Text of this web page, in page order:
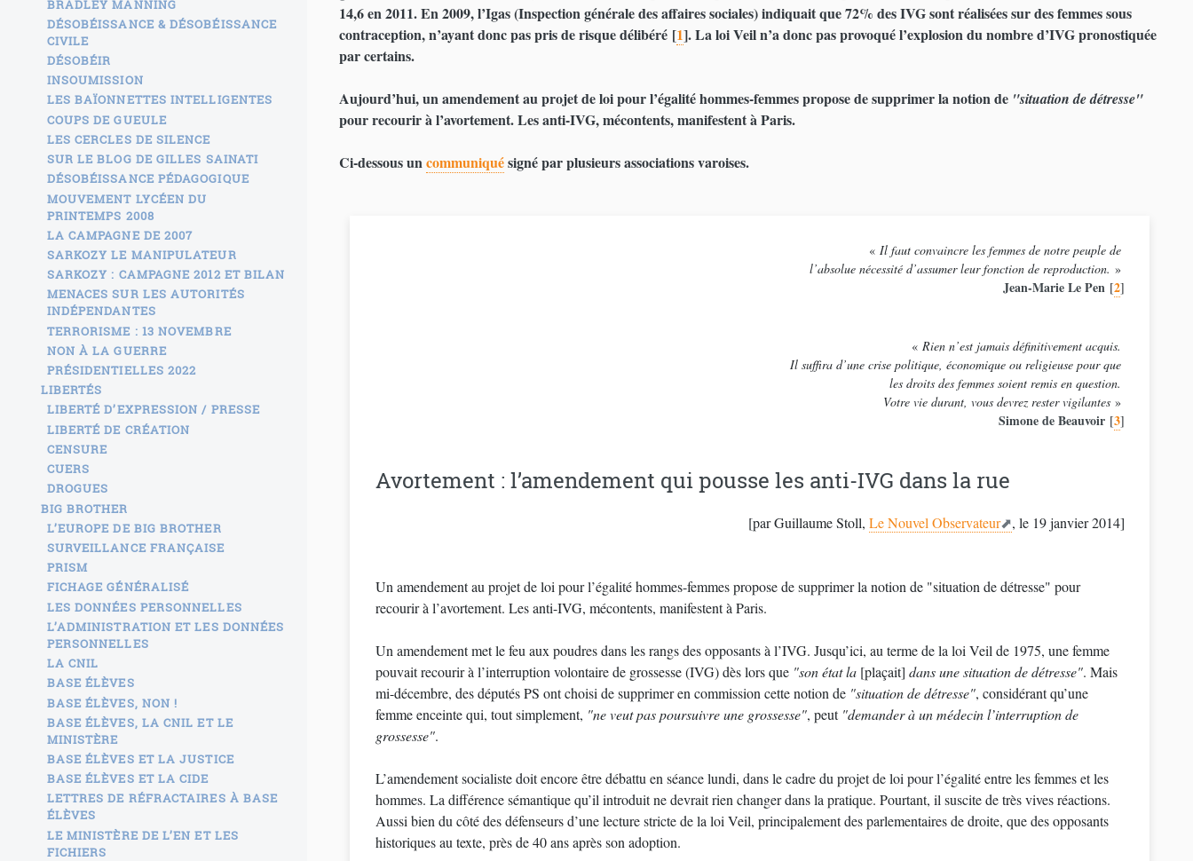
14,6 en 2011. En 2009, l’Igas (Inspection générale des affaires sociales) indiquait que 72% des IVG sont réalisées sur des femmes sous
contraception, n’ayant donc pas pris de risque délibéré[1]. La loi Veil n’a donc pas provoqué l’explosion du nombre d’IVG pronostiquée
par certains.
Aujourd’hui, un amendement au projet de loi pour l’égalité hommes-femmes propose de supprimer la notion de "situation de détresse"
pour recourir à l’avortement. Les anti-IVG, mécontents, manifestent à Paris.
Ci-dessous un communiquésigné par plusieurs associations varoises.
« Il faut convaincre les femmes de notre peuple de
l’absolue nécessité d’assumer leur fonction de reproduction. »
Jean-Marie Le Pen[2]
« Rien n’est jamais définitivement acquis.
Il suffira d’une crise politique, économique ou religieuse pour que
les droits des femmes soient remis en question.
Votre vie durant, vous devrez rester vigilantes»
Simone de Beauvoir[3]
Avortement : l’amendement qui pousse les anti-IVG dans la rue
[par Guillaume Stoll, Le Nouvel Observateur , le 19 janvier 2014]
Un amendement au projet de loi pour l’égalité hommes-femmes propose de supprimer la notion de "situation de détresse" pour
recourir à l’avortement. Les anti-IVG, mécontents, manifestent à Paris.
Un amendement met le feu aux poudres dans les rangs des opposants à l’IVG. Jusqu’ici, au terme de la loi Veil de 1975, une femme
pouvait recourir à l’interruption volontaire de grossesse (IVG) dès lors que "son état la [plaçait]dans une situation de détresse". Mais
mi-décembre, des députés PS ont choisi de supprimer en commission cette notion de "situation de détresse", considérant qu’une
femme enceinte qui, tout simplement, "ne veut pas poursuivre une grossesse", peut "demander à un médecin l’interruption de
grossesse".
L’amendement socialiste doit encore être débattu en séance lundi, dans le cadre du projet de loi pour l’égalité entre les femmes et les
hommes. La différence sémantique qu’il introduit ne devrait rien changer dans la pratique. Pourtant, il suscite de très vives réactions.
Aussi bien du côté des défenseurs d’une lecture stricte de la loi Veil, principalement des parlementaires de droite, que des opposants
historiques au texte, près de 40 ans après son adoption.
BRADLEY MANNING
DÉSOBÉISSANCE & DÉSOBÉISSANCE
CIVILE
DÉSOBÉIR
INSOUMISSION
LES BAÏONNETTES INTELLIGENTES
COUPS DE GUEULE
LES CERCLES DE SILENCE
SUR LE BLOG DE GILLES SAINATI
DÉSOBÉISSANCE PÉDAGOGIQUE
MOUVEMENT LYCÉEN DU
PRINTEMPS 2008
LA CAMPAGNE DE 2007
SARKOZY LE MANIPULATEUR
SARKOZY : CAMPAGNE 2012 ET BILAN
MENACES SUR LES AUTORITÉS
INDÉPENDANTES
TERRORISME : 13 NOVEMBRE
NON À LA GUERRE
PRÉSIDENTIELLES 2022
LIBERTÉS
LIBERTÉ D’EXPRESSION / PRESSE
LIBERTÉ DE CRÉATION
CENSURE
CUERS
DROGUES
BIG BROTHER
L’EUROPE DE BIG BROTHER
SURVEILLANCE FRANÇAISE
PRISM
FICHAGE GÉNÉRALISÉ
LES DONNÉES PERSONNELLES
L’ADMINISTRATION ET LES DONNÉES
PERSONNELLES
LA CNIL
BASE ÉLÈVES
BASE ÉLÈVES, NON !
BASE ÉLÈVES, LA CNIL ET LE
MINISTÈRE
BASE ÉLÈVES ET LA JUSTICE
BASE ÉLÈVES ET LA CIDE
LETTRES DE RÉFRACTAIRES À BASE
ÉLÈVES
LE MINISTÈRE DE L’EN ET LES
FICHIERS